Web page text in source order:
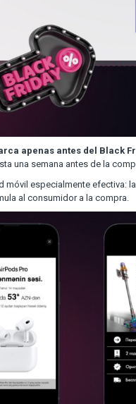
apenas antes del Black
una semana antes de la
móvil especialmente efectiva:
al consumidor a la compra.